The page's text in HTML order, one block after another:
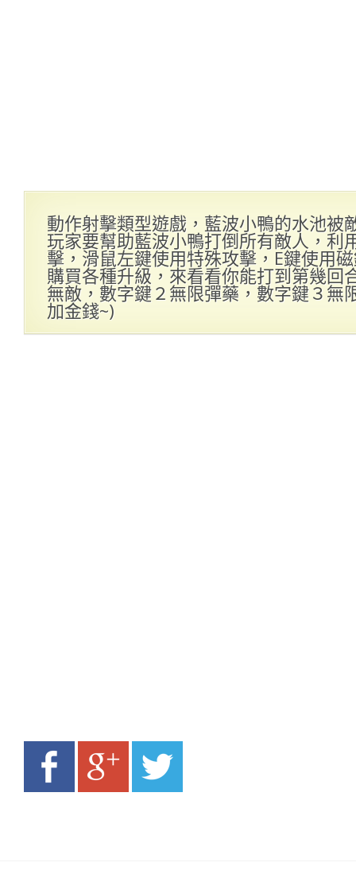
動作射擊類型遊戲，藍波小鴨的水池被
玩家要幫助藍波小鴨打倒所有敵人，利
擊，滑鼠左鍵使用特殊攻擊，E鍵使用
購買各種升級，來看看你能打到第幾回
無敵，數字鍵２無限彈藥，數字鍵３無
加金錢~)